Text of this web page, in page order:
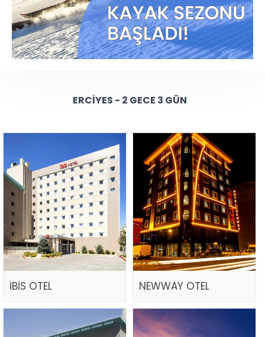
ERCIYES - 2 GECE 3 GÜN
İBİS OTEL NEWWAY OTEL